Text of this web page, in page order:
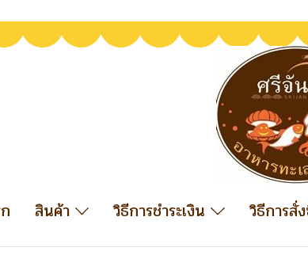
สินค้า วิธีการชำระเงิน วิธีการสั่